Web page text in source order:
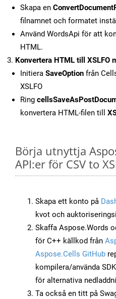
Skapa en
filnamnet och formatet
Använd WordsApi för att
HTML.
Konvertera HTML till XSLFO
Initiera SaveOption från
XSLFO
Ring
konvertera HTML-filen till
Börja utnyttja
API:er för CSV to
Skapa ett konto på
kvot och
Skaffa Aspose.Words
för C++ källkod från
Aspose.Cells GitHub
kompilera/använda
för alternativa
Ta också en titt på